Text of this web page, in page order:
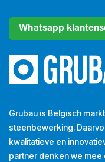
Whatsapp
Grubau is Belgisch
steenbewerking.
kwalitatieve en
partner denken we